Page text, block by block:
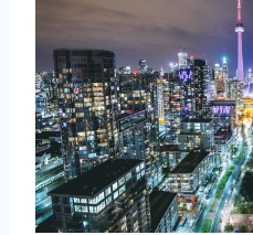
取消